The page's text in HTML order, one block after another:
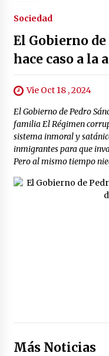
Sociedad
El Gobierno
hace caso a la
Vie Oct 18 , 2024
El Gobierno de Pedro
familia El Régimen
sistema inmoral y
inmigrantes para que
Pero al mismo tiempo
Más Noticias